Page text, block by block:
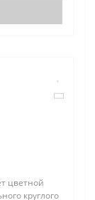
цветной
круглого